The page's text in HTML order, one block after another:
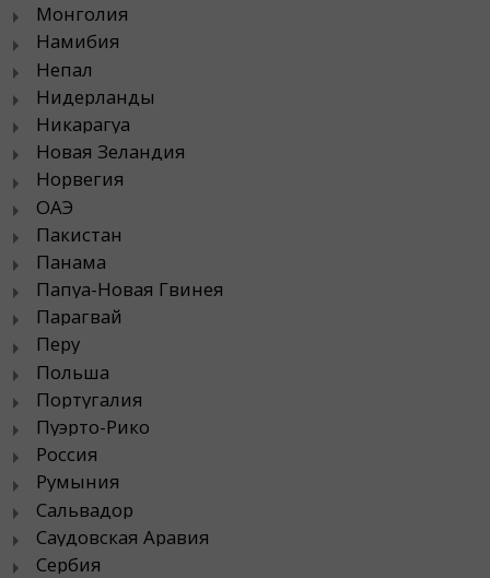
Монголия
Намибия
Непал
Нидерланды
Никарагуа
Новая Зеландия
Норвегия
ОАЭ
Пакистан
Панама
Папуа-Новая Гвинея
Парагвай
Перу
Польша
Португалия
Пуэрто-Рико
Россия
Румыния
Сальвадор
Саудовская Аравия
Сербия